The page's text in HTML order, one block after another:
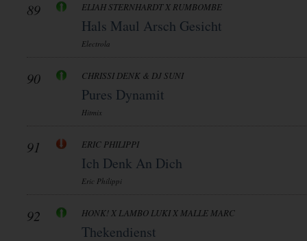
89 ELIAH STERNHARDT X RUMBOMBE
Hals Maul Arsch Gesicht
Electrola
90 CHRISSI DENK & DJ SUNI
Pures Dynamit
Hitmix
91 ERIC PHILIPPI
Ich Denk An Dich
Eric Philippi
92 HONK! X LAMBO LUKI X MALLE MARC
Thekendienst